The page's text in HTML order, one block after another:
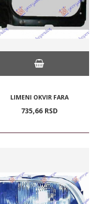
LIMENI OKVIR FARA
735,66 RSD